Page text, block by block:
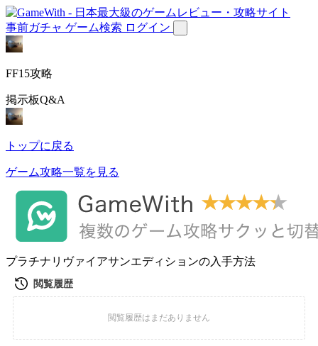
事前ガチャ ゲーム検索 ログイン
FF15攻略
掲示板Q&A
トップに戻る
ゲーム攻略一覧を見る
プラチナリヴァイアサンエディションの入手方法